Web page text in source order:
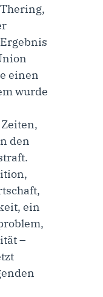
einen
wurde
den
ein
–